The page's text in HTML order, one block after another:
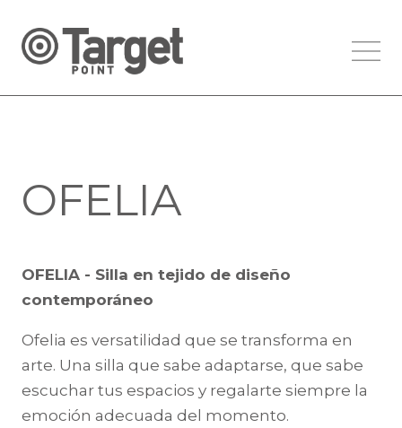
OFELIA
OFELIA - Silla en tejido de diseño
contemporáneo
Ofelia es versatilidad que se transforma en
arte. Una silla que sabe adaptarse, que sabe
escuchar tus espacios y regalarte siempre la
emoción adecuada del momento.